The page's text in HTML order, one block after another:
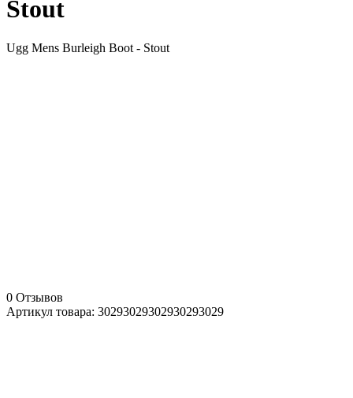
Stout
Ugg Mens Burleigh Boot - Stout
0 Отзывов
Артикул товара: 30293029302930293029